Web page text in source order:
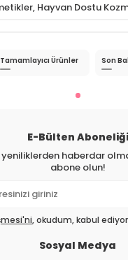
, Hayvan Dostu
Tamamlayıcı Ürünler Son
E-Bülten Aboneliği
haberdar
abone olun!
, okudum, kabul
Sosyal Medya